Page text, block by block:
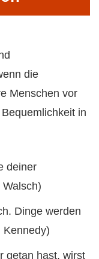
die
Menschen vor
in
deiner
Dinge werden
Kennedy)
getan hast, wirst